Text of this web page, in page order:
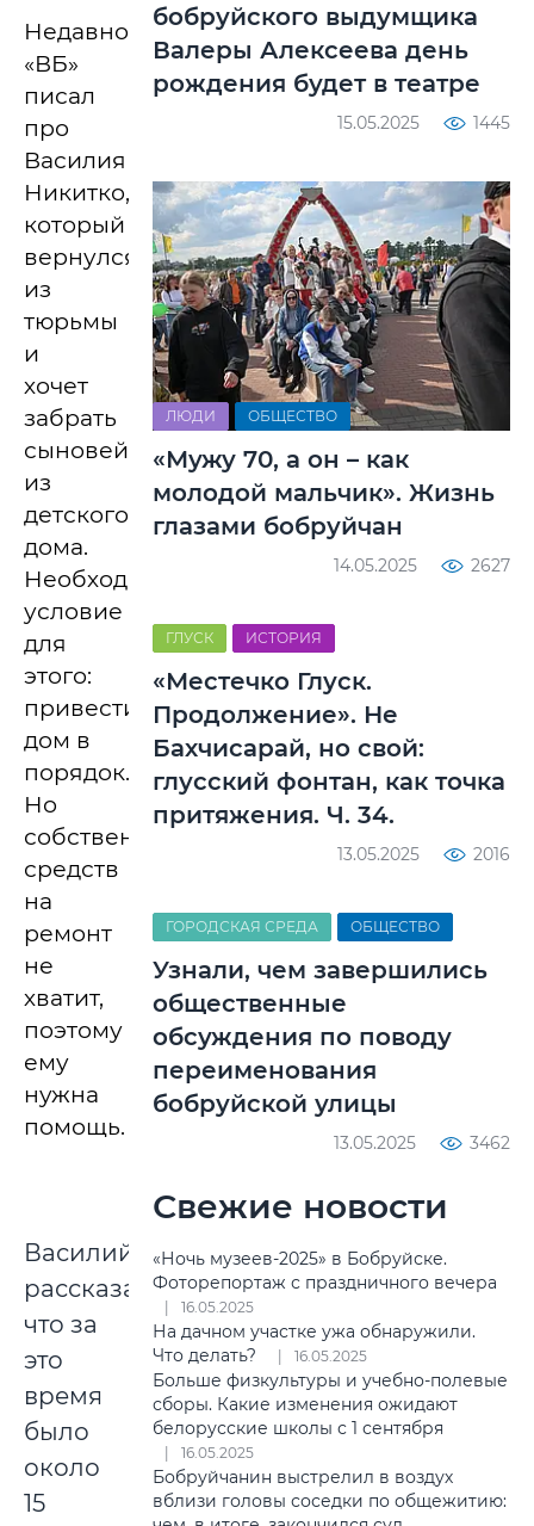
Недавно
«ВБ»
писал
про
Василия
Никитко,
который
вернулся
из
тюрьмы
и
хочет
забрать
сыновей
из
детского
дома.
Необходимое
условие
для
этого:
привести
дом в
порядок.
Но
собственных
средств
на
ремонт
не
хватит,
поэтому
ему
нужна
помощь.
Василий
рассказал,
что за
это
время
было
около
15
бобруйского выдумщика
Валеры Алексеева день
рождения будет в театре
15.05.2025 1445
ЛЮДИ ОБЩЕСТВО
«Мужу 70, а он – как
молодой мальчик». Жизнь
глазами бобруйчан
14.05.2025 2627
ГЛУСК ИСТОРИЯ
«Местечко Глуск.
Продолжение». Не
Бахчисарай, но свой:
глусский фонтан, как точка
притяжения. Ч. 34.
13.05.2025 2016
ГОРОДСКАЯ СРЕДА ОБЩЕСТВО
Узнали, чем завершились
общественные
обсуждения по поводу
переименования
бобруйской улицы
13.05.2025 3462
Свежие новости
«Ночь музеев-2025» в Бобруйске.
Фоторепортаж с праздничного вечера
16.05.2025
На дачном участке ужа обнаружили.
Что делать?
16.05.2025
Больше физкультуры и учебно-полевые
сборы. Какие изменения ожидают
белорусские школы с 1 сентября
16.05.2025
Бобруйчанин выстрелил в воздух
вблизи головы соседки по общежитию: